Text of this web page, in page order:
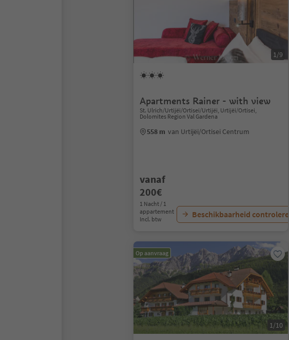
1/9
Apartments Rainer - with view
St. Ulrich/Urtijëi/Ortisei/Urtijëi, Urtijëi/Ortisei,
Dolomites Region Val Gardena
558 m van Urtijëi/Ortisei Centrum
vanaf
200€
1 Nacht / 1
appartement
Incl. btw
Beschikbaarheid controleren
Op aanvraag
1/10